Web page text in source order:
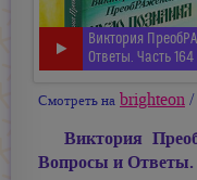
Виктория
Ответы. Часть 164
Смотреть на brighteon /
Виктория
Вопросы и Ответы.